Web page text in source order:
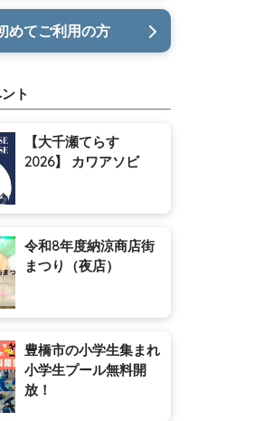
めてご利用の方
ト
【大千瀬てらす
2026】 カワアソビ
令和8年度納涼商店街
まつり（夜店）
豊橋市の小学生集まれ
小学生プール無料開
放！